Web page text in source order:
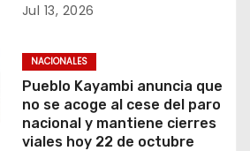
Jul 13, 2026
NACIONALES
Pueblo Kayambi anuncia que
no se acoge al cese del paro
nacional y mantiene cierres
viales hoy 22 de octubre